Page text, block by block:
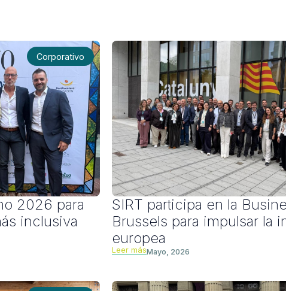
Corporativo
2026 para
inclusiva
SIRT participa en la
Brussels para impulsar la
europea
Leer másMayo, 2026